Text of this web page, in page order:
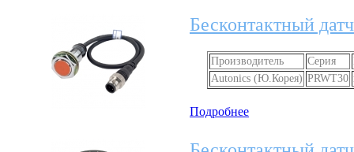
Бесконтактный
Производитель Серия
Autonics (Ю.Корея) PRWT30
Подробнее